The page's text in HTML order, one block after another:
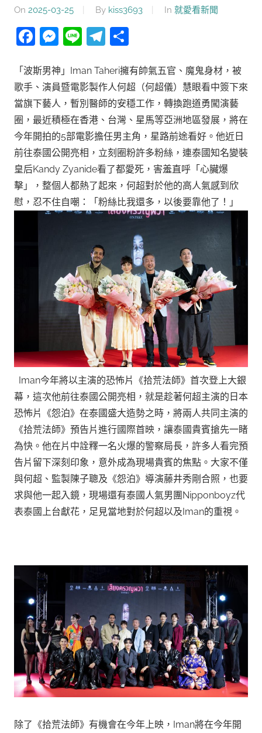
On 2025-03-25 By kiss3693 In 就愛看新聞
Facebook
Messenger
LineTelegram
「波斯男神」Iman Taheri擁有帥氣五官、魔鬼身材，被
歌手、演員暨電影製作人何超（何超儀）慧眼看中簽下來
當旗下藝人，暫別醫師的安穩工作，轉換跑道勇闖演藝
圈，最近積極在香港、台灣、星馬等亞洲地區發展，將在
今年開拍的5部電影擔任男主角，星路前途看好。他近日
前往泰國公開亮相，立刻圈粉許多粉絲，連泰國知名變裝
皇后Kandy Zyanide看了都愛死，害羞直呼「心臟爆
擊」，整個人都熱了起來，何超對於他的高人氣感到欣
慰，忍不住自嘲：「粉絲比我還多，以後要靠他了！」
Iman今年將以主演的恐怖片《拾荒法師》首次登上大銀
幕，這次他前往泰國公開亮相，就是趁著何超主演的日本
恐怖片《怨泊》在泰國盛大造勢之時，將兩人共同主演的
《拾荒法師》預告片進行國際首映，讓泰國貴賓搶先一睹
為快。他在片中詮釋一名火爆的警察局長，許多人看完預
告片留下深刻印象，意外成為現場貴賓的焦點。大家不僅
與何超、監製陳子聰及《怨泊》導演藤井秀剛合照，也要
求與他一起入鏡，現場還有泰國人氣男團Nipponboyz代
表泰國上台獻花，足見當地對於何超以及Iman的重視。
除了《拾荒法師》有機會在今年上映，Iman將在今年開